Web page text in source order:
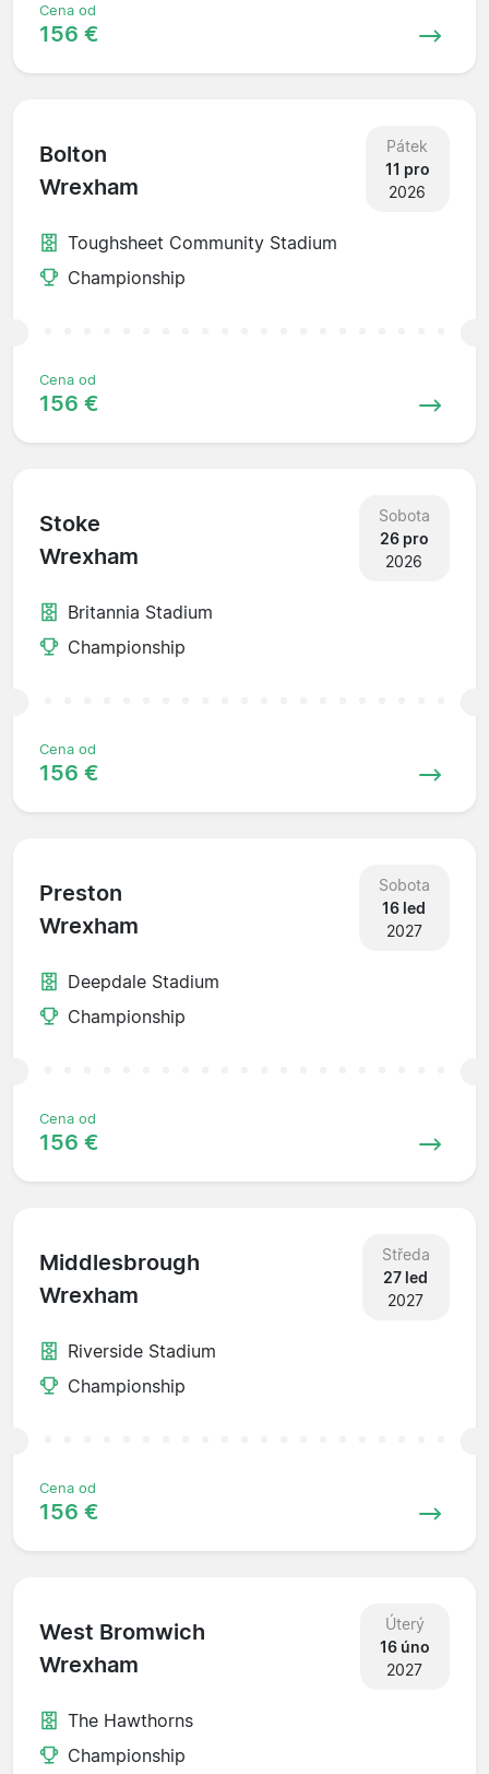
Cena od
156 €
Bolton
Wrexham
Pátek
11 pro
2026
Toughsheet Community Stadium
Championship
Cena od
156 €
Stoke
Wrexham
Sobota
26 pro
2026
Britannia Stadium
Championship
Cena od
156 €
Preston
Wrexham
Sobota
16 led
2027
Deepdale Stadium
Championship
Cena od
156 €
Middlesbrough
Wrexham
Středa
27 led
2027
Riverside Stadium
Championship
Cena od
156 €
West Bromwich
Wrexham
Úterý
16 úno
2027
The Hawthorns
Championship